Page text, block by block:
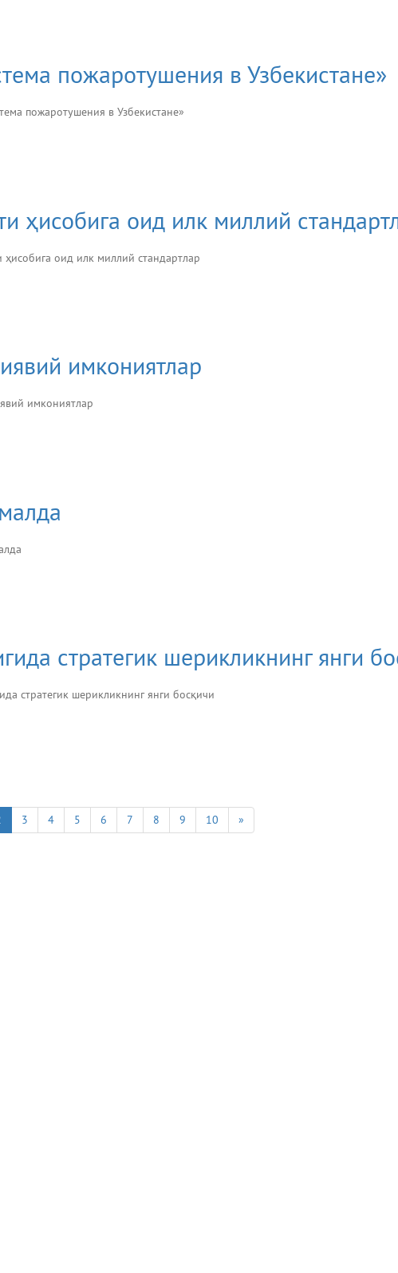
пожаротушения в Узбекистане»
пожаротушения в Узбекистане»
ҳисобига оид илк миллий
оид илк миллий стандартлар
имкониятлар
имкониятлар
стратегик шерикликнинг янги
стратегик шерикликнинг янги босқичи
3 4 5 6 7 8 9 10 »